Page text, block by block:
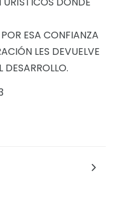
ESA CONFIANZA
LES DEVUELVE